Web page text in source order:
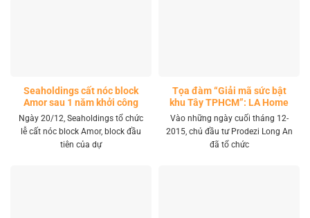
Seaholdings cất nóc block
Amor sau 1 năm khởi công
Ngày 20/12, Seaholdings tổ chức
lễ cất nóc block Amor, block đầu
tiên của dự
Tọa đàm “Giải mã sức bật
khu Tây TPHCM”: LA Home
khai mở tọa độ đầu tư mới
Vào những ngày cuối tháng 12-
2015, chủ đầu tư Prodezi Long An
đã tổ chức